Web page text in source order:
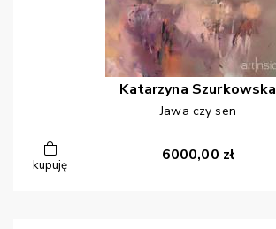
Katarzyna Szurkowska
Jawa czy sen
kupuję
6000,00 zł